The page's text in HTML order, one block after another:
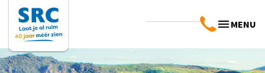
MENU